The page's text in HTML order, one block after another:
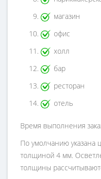
магазин
офис
холл
бар
ресторан
отель
Время выполнения
По умолчанию указана
толщиной 4 мм.
толщины